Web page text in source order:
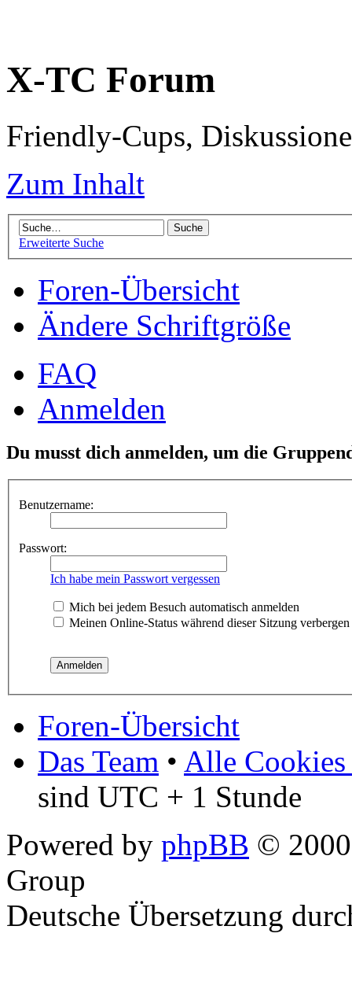
X-TC Forum
Friendly-Cups,
Zum Inhalt
Erweiterte Suche
Foren-Übersicht
Ändere Schriftgröße
FAQ
Anmelden
Du musst dich anmelden, um die
Benutzername:
Passwort:
Ich habe mein Passwort vergessen
Mich bei jedem Besuch automatisch anmelden
Meinen Online-Status während dieser Sitzung verbergen
Foren-Übersicht
Das Team • Alle Cookies
sind UTC + 1 Stunde
Powered by phpBB ©
Group
Deutsche Übersetzung